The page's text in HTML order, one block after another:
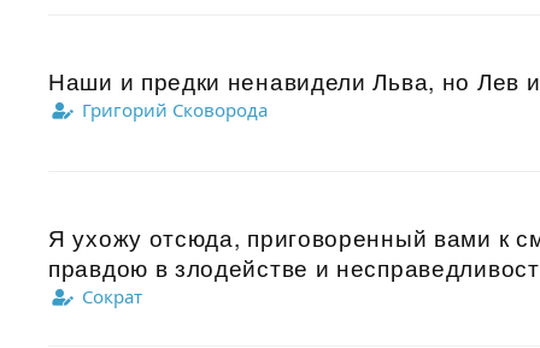
Наши и предки ненавидели Льва, но Лев
Григорий Сковорода
Я ухожу отсюда, приговоренный вами к
правдою в злодействе и
Сократ